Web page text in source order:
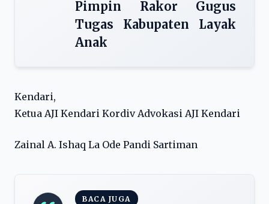
Pimpin Rakor Gugus
Tugas Kabupaten Layak
Anak
Kendari,
Ketua AJI Kendari Kordiv Advokasi AJI Kendari
Zainal A. Ishaq La Ode Pandi Sartiman
BACA JUGA